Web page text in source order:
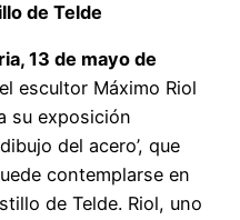
de Telde
13 de mayo de
escultor Máximo Riol
su exposición
del acero’, que
contemplarse en
de Telde. Riol, uno